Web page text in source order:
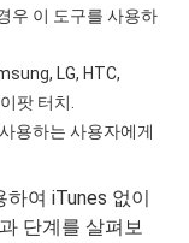
우 이 도구를 사용하
LG, HTC,
팟 터치.
용하는 사용자에게
여 iTunes 없이
단계를 살펴보